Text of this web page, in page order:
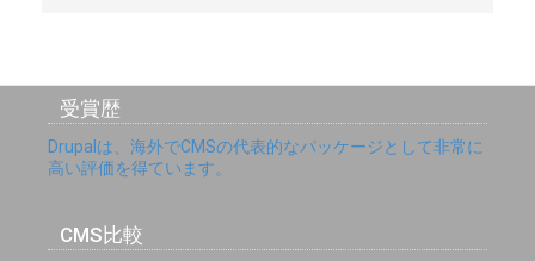
受賞歴
Drupalは、海外でCMSの代表的なパッケージとして非常に
高い評価を得ています。
CMS比較